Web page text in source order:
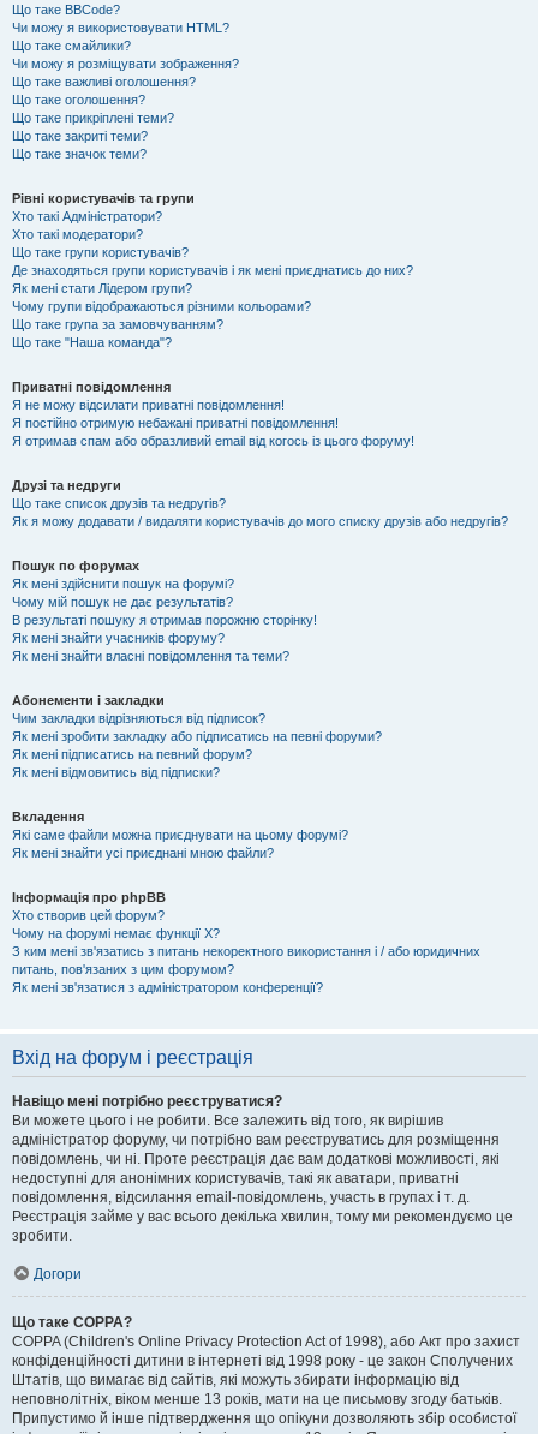
Що таке BBCode?
Чи можу я використовувати HTML?
Що таке смайлики?
Чи можу я розміщувати зображення?
Що таке важливі оголошення?
Що таке оголошення?
Що таке прикріплені теми?
Що таке закриті теми?
Що таке значок теми?
Рівні користувачів та групи
Хто такі Адміністратори?
Хто такі модератори?
Що таке групи користувачів?
Де знаходяться групи користувачів і як мені приєднатись до них?
Як мені стати Лідером групи?
Чому групи відображаються різними кольорами?
Що таке група за замовчуванням?
Що таке "Наша команда"?
Приватні повідомлення
Я не можу відсилати приватні повідомлення!
Я постійно отримую небажані приватні повідомлення!
Я отримав спам або образливий email від когось із цього форуму!
Друзі та недруги
Що таке список друзів та недругів?
Як я можу додавати / видаляти користувачів до мого списку друзів або недругів?
Пошук по форумах
Як мені здійснити пошук на форумі?
Чому мій пошук не дає результатів?
В результаті пошуку я отримав порожню сторінку!
Як мені знайти учасників форуму?
Як мені знайти власні повідомлення та теми?
Абонементи і закладки
Чим закладки відрізняються від підписок?
Як мені зробити закладку або підписатись на певні форуми?
Як мені підписатись на певний форум?
Як мені відмовитись від підписки?
Вкладення
Які саме файли можна приєднувати на цьому форумі?
Як мені знайти усі приєднані мною файли?
Інформація про phpBB
Хто створив цей форум?
Чому на форумі немає функції X?
З ким мені зв'язатись з питань некоректного використання і / або юридичних
питань, пов'язаних з цим форумом?
Як мені зв'язатися з адміністратором конференції?
Вхід на форум і реєстрація
Навіщо мені потрібно реєструватися?
Ви можете цього і не робити. Все залежить від того, як вирішив
адміністратор форуму, чи потрібно вам реєструватись для розміщення
повідомлень, чи ні. Проте реєстрація дає вам додаткові можливості, які
недоступні для анонімних користувачів, такі як аватари, приватні
повідомлення, відсилання email-повідомлень, участь в групах і т. д.
Реєстрація займе у вас всього декілька хвилин, тому ми рекомендуємо це
зробити.
Догори
Що таке COPPA?
COPPA (Children's Online Privacy Protection Act of 1998), або Акт про захист
конфіденційності дитини в інтернеті від 1998 року - це закон Сполучених
Штатів, що вимагає від сайтів, які можуть збирати інформацію від
неповнолітніх, віком менше 13 років, мати на це письмову згоду батьків.
Припустимо й інше підтвердження що опікуни дозволяють збір особистої